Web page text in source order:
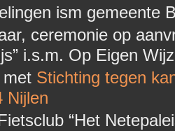
ism gemeente
ceremonie op
i.s.m. Op Eigen
met Stichting tegen
Nijlen
“Het